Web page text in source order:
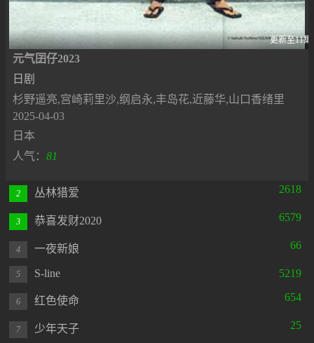
更新至11集
元气囝仔2023
日剧
杉野遥亮,宫崎莉里沙,纲启永,丰岛花,近藤华,山口香绪里
2025-04-03
日本
人气： 81
2 丛林猎爱 2618
3 恭喜发财2020 6579
4 一夜新娘 66
5 S-line 5219
6 红色使命 654
7 少年天子 25